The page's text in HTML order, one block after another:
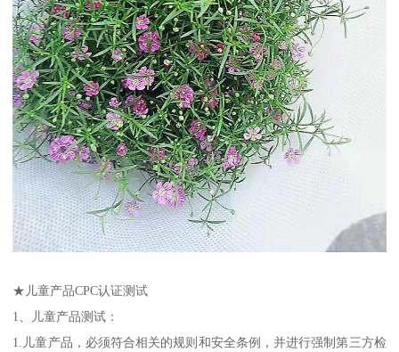
★儿童产品CPC认证测试
1、儿童产品测试：
1.儿童产品，必须符合相关的规则和安全条例，并进行强制第三方检